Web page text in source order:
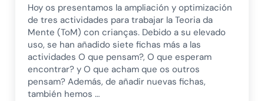
Hoy os presentamos la ampliación y optimización
de tres actividades para trabajar la Teoria da
Mente (ToM) con crianças. Debido a su elevado
uso, se han añadido siete fichas más a las
actividades O que pensam?, O que esperam
encontrar? y O que acham que os outros
pensam? Además, de añadir nuevas fichas,
también hemos …